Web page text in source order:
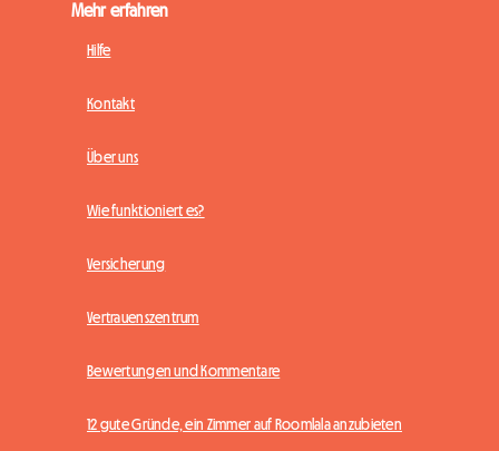
Mehr erfahren
Hilfe
Kontakt
Über uns
Wie funktioniert es?
Versicherung
Vertrauenszentrum
Bewertungen und Kommentare
12 gute Gründe, ein Zimmer auf Roomlala anzubieten